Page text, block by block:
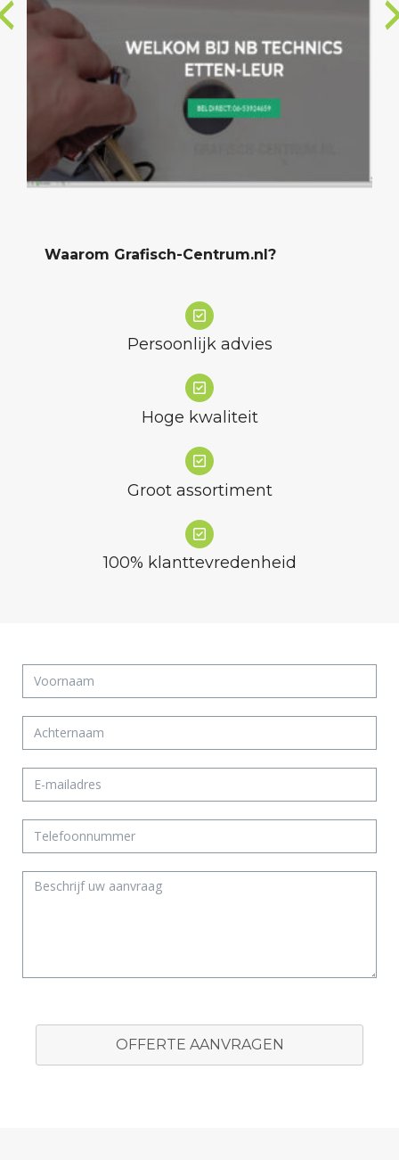
Waarom Grafisch-Centrum.nl?
Persoonlijk advies
Hoge kwaliteit
Groot assortiment
100% klanttevredenheid
OFFERTE AANVRAGEN